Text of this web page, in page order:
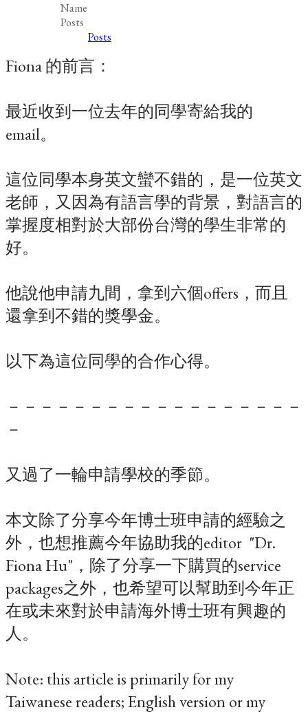
Name
Posts
Posts
Fiona 的前言：
最近收到一位去年的同學寄給我的
email。
這位同學本身英文蠻不錯的，是一位英文
老師，又因為有語言學的背景，對語言的
掌握度相對於大部份台灣的學生非常的
好。
他說他申請九間，拿到六個offers，而且
還拿到不錯的獎學金。
以下為這位同學的合作心得。
－－－－－－－－－－－－－－－－－－
－
又過了一輪申請學校的季節。
本文除了分享今年博士班申請的經驗之
外，也想推薦今年協助我的editor "Dr.
Fiona Hu"，除了分享一下購買的service
packages之外，也希望可以幫助到今年正
在或未來對於申請海外博士班有興趣的
人。
Note: this article is primarily for my
Taiwanese readers; English version or my